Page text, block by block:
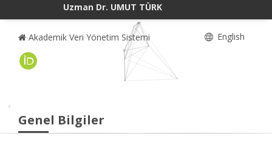
Uzman Dr. UMUT TÜRK
Akademik Veri Yönetim Sistemi English
Genel Bilgiler